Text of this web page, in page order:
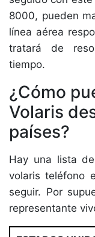
8000, pueden
línea aérea
tratará de
tiempo.
¿Cómo
Volaris
países?
Hay una lista
volaris teléfono
seguir. Por
representante